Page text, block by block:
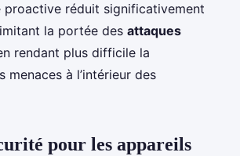
proactive réduit significativement
la portée des attaques
rendant plus difficile la
menaces à l’intérieur des
pour les appareils